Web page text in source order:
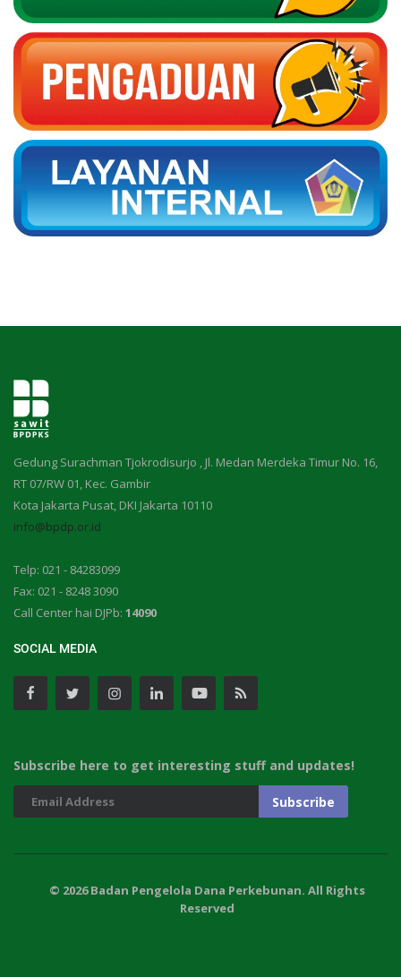
Gedung Surachman Tjokrodisurjo , Jl. Medan Merdeka Timur No. 16,
RT 07/RW 01, Kec. Gambir
Kota Jakarta Pusat, DKI Jakarta 10110
info@bpdp.or.id
Telp: 021 - 84283099
Fax: 021 - 8248 3090
Call Center hai DJPb: 14090
SOCIAL MEDIA
Subscribe here to get interesting stuff and updates!
© 2026 Badan Pengelola Dana Perkebunan. All Rights
Reserved